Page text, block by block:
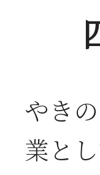
やき
業と